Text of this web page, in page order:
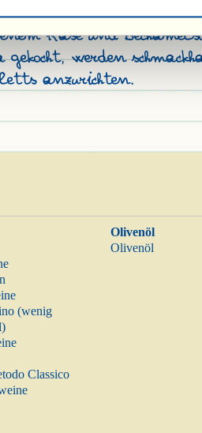
Küche geworden.
Käse und
werden
anzurichten.
(wenig
Classico
Olivenöl
Olivenöl